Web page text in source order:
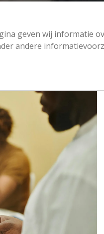
geven wij informatie
andere